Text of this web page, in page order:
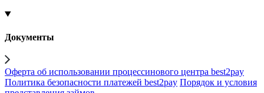
Документы
Оферта об использовании процессинового центра best2pay
Политика безопасности платежей best2pay Порядок и условия